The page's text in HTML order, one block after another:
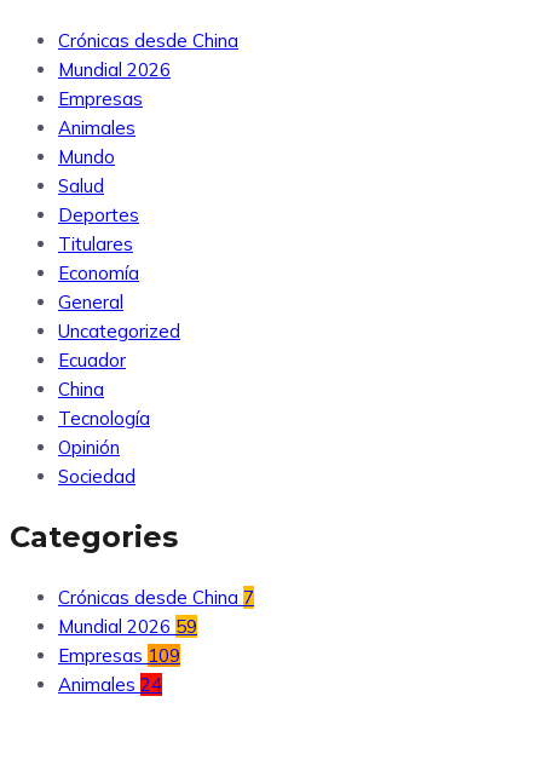
Crónicas desde China
Mundial 2026
Empresas
Animales
Mundo
Salud
Deportes
Titulares
Economía
General
Uncategorized
Ecuador
China
Tecnología
Opinión
Sociedad
Categories
Crónicas desde China 7
Mundial 2026 59
Empresas 109
Animales 24